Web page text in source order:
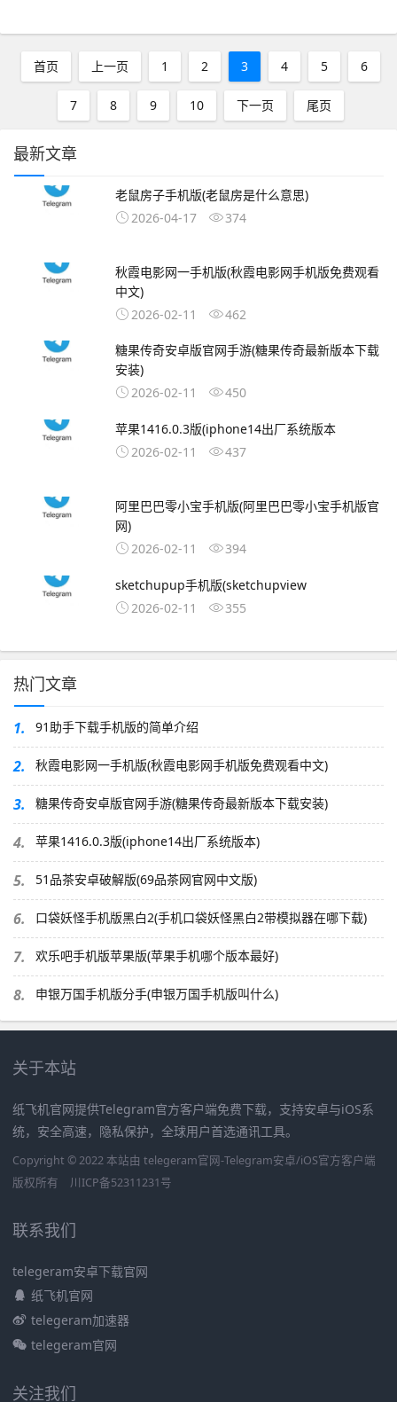
首页 上一页 1 2 3 4 5 6
7 8 9 10 下一页 尾页
最新文章
老鼠房子手机版(老鼠房是什么意思)
2026-04-17
374
秋霞电影网一手机版(秋霞电影网手机版免费观看
中文)
2026-02-11
462
糖果传奇安卓版官网手游(糖果传奇最新版本下载
安装)
2026-02-11
450
苹果1416.0.3版(iphone14出厂系统版本
2026-02-11
437
阿里巴巴零小宝手机版(阿里巴巴零小宝手机版官
网)
2026-02-11
394
sketchupup手机版(sketchupview
2026-02-11
355
热门文章
1. 91助手下载手机版的简单介绍
2. 秋霞电影网一手机版(秋霞电影网手机版免费观看中文)
3. 糖果传奇安卓版官网手游(糖果传奇最新版本下载安装)
4. 苹果1416.0.3版(iphone14出厂系统版本)
5. 51品茶安卓破解版(69品茶网官网中文版)
6. 口袋妖怪手机版黑白2(手机口袋妖怪黑白2带模拟器在哪下载)
7. 欢乐吧手机版苹果版(苹果手机哪个版本最好)
8. 申银万国手机版分手(申银万国手机版叫什么)
关于本站
纸飞机官网提供Telegram官方客户端免费下载，支持安卓与iOS系
统，安全高速，隐私保护，全球用户首选通讯工具。
Copyright © 2022 本站由 telegeram官网-Telegram安卓/iOS官方客户端
版权所有
川ICP备52311231号
联系我们
telegeram安卓下载官网
纸飞机官网
telegeram加速器
telegeram官网
关注我们